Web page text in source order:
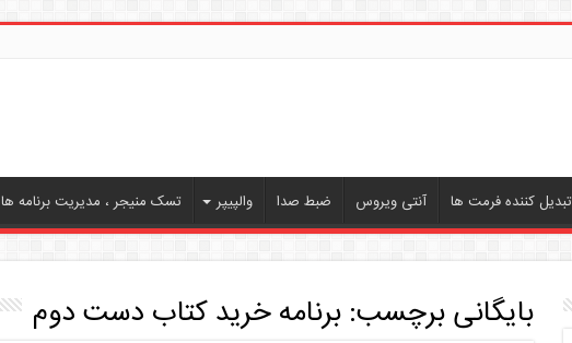
تبدیل کننده فرمت ها آنتی ویروس ضبط صدا والپیپر تسک منیجر ، مدیریت برنامه ها
بایگانی برچسب:برنامه خرید کتاب دست دوم